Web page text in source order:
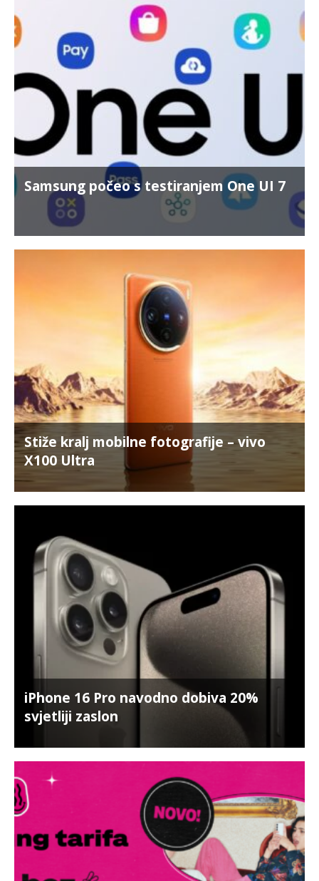
Samsung počeo s testiranjem One UI 7
Stiže kralj mobilne fotografije – vivo
X100 Ultra
iPhone 16 Pro navodno dobiva 20%
svjetliji zaslon